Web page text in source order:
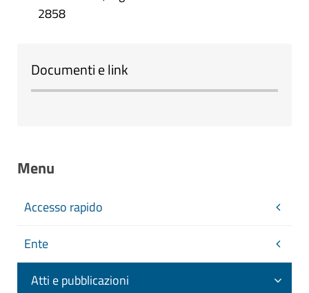
2858
Documenti e link
Menu
Accesso rapido
Ente
Atti e pubblicazioni